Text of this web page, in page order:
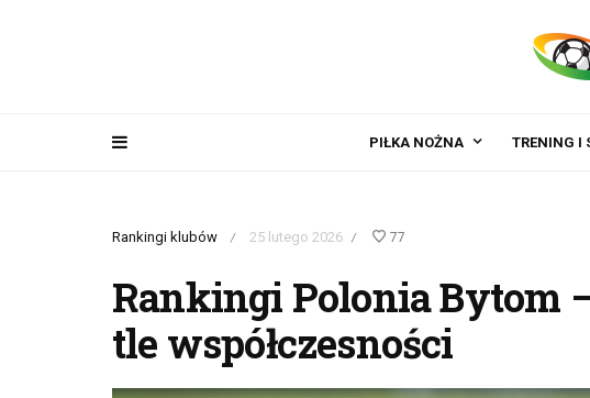
PIŁKA NOŻNA TRENING I
Rankingi klubów / 25 lutego 2026 / 77
Rankingi Polonia Bytom
tle współczesności